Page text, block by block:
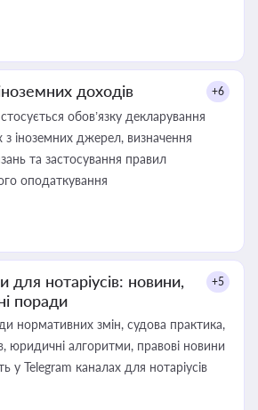
доходів +6
обов’язку декларування
з іноземних джерел, визначення
та застосування правил
оподаткування
для нотаріусів: новини,
поради
+5
нормативних змін, судова практика,
юридичні алгоритми, правові новини
у Telegram каналах для нотаріусів